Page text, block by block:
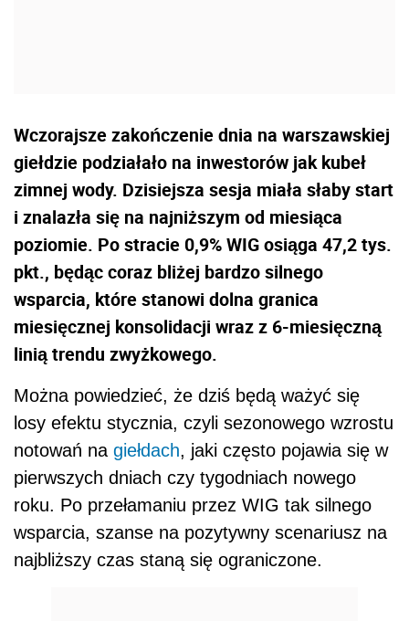
Wczorajsze zakończenie dnia na warszawskiej
giełdzie podziałało na inwestorów jak kubeł
zimnej wody. Dzisiejsza sesja miała słaby start
i znalazła się na najniższym od miesiąca
poziomie. Po stracie 0,9% WIG osiąga 47,2 tys.
pkt., będąc coraz bliżej bardzo silnego
wsparcia, które stanowi dolna granica
miesięcznej konsolidacji wraz z 6-miesięczną
linią trendu zwyżkowego.
Można powiedzieć, że dziś będą ważyć się
losy efektu stycznia, czyli sezonowego wzrostu
notowań na giełdach, jaki często pojawia się w
pierwszych dniach czy tygodniach nowego
roku. Po przełamaniu przez WIG tak silnego
wsparcia, szanse na pozytywny scenariusz na
najbliższy czas staną się ograniczone.